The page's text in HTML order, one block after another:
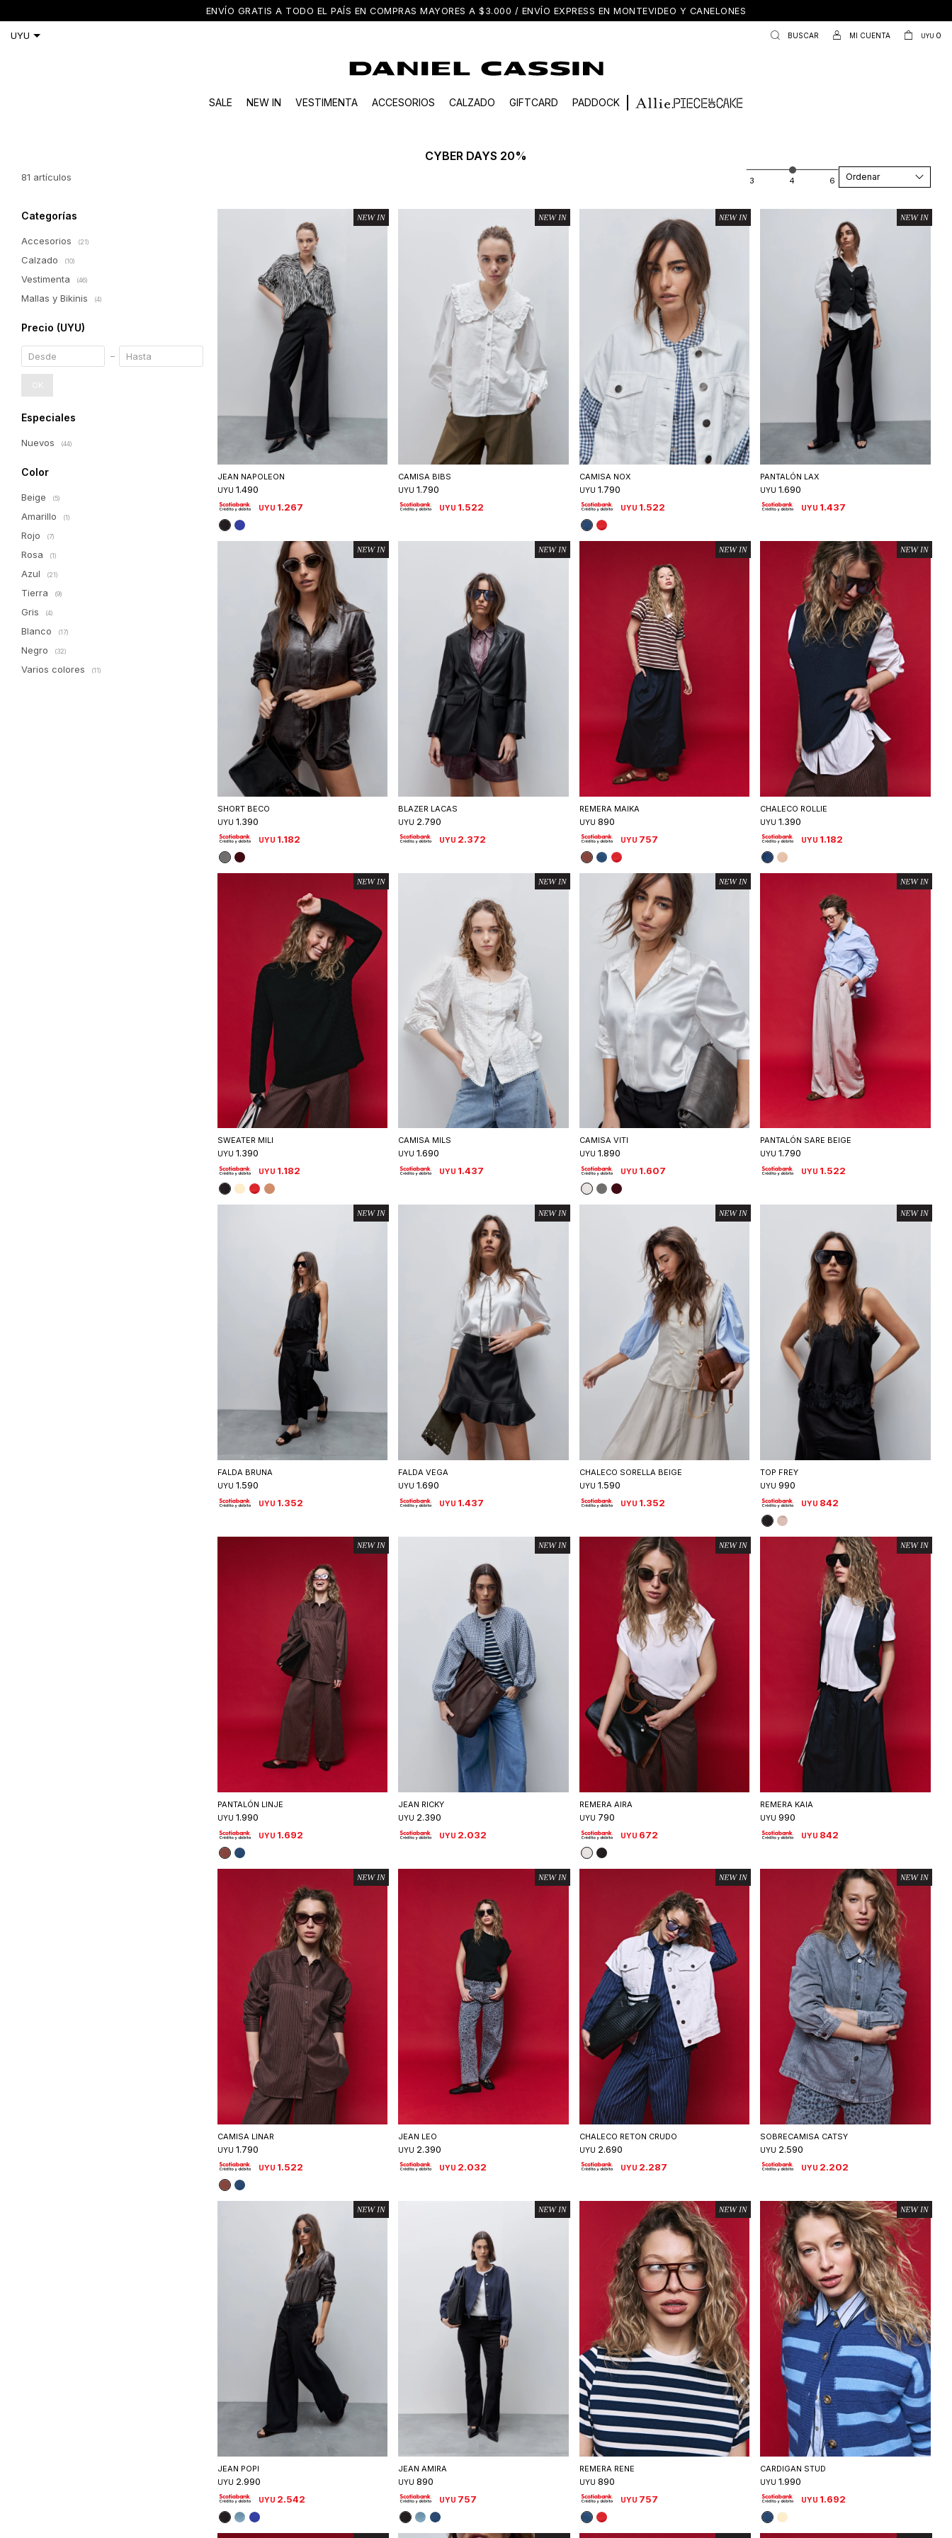
ENVÍO GRATIS A TODO EL PAÍS EN COMPRAS MAYORES A $3.000 / ENVÍO EXPRESS EN MONTEVIDEO Y CANELONES
SALE NEW IN VESTIMENTA ACCESORIOS CALZADO GIFTCARD PADDOCK
UYU 0
CYBER DAYS 20%
81 artículos Recomendados
Seleccionar talle
JEAN NAPOLEON
UYU 1.490
UYU 1.267
Seleccionar talle
CAMISA BIBS
UYU 1.790
UYU 1.522
Seleccionar talle
CAMISA NOX
UYU 1.790
UYU 1.522
Seleccionar talle
PANTALÓN LAX
UYU 1.690
UYU 1.437
Seleccionar talle
SHORT BECO
UYU 1.390
UYU 1.182
Seleccionar talle
BLAZER LACAS
UYU 2.790
UYU 2.372
Seleccionar talle
REMERA MAIKA
UYU 890
UYU 757
Seleccionar talle
CHALECO ROLLIE
UYU 1.390
UYU 1.182
Seleccionar talle
SWEATER MILI
UYU 1.390
UYU 1.182
Seleccionar talle
CAMISA MILS
UYU 1.690
UYU 1.437
Seleccionar talle
CAMISA VITI
UYU 1.890
UYU 1.607
PANTALÓN SARE BEIGE
UYU 1.790
UYU 1.522
Seleccionar talle
FALDA BRUNA
UYU 1.590
UYU 1.352
Seleccionar talle
FALDA VEGA
UYU 1.690
UYU 1.437
Seleccionar talle
CHALECO SORELLA BEIGE
UYU 1.590
UYU 1.352
Seleccionar talle
TOP FREY
UYU 990
UYU 842
PANTALÓN LINJE
UYU 1.990
UYU 1.692
Seleccionar talle
JEAN RICKY
UYU 2.390
UYU 2.032
Seleccionar talle
REMERA AIRA
UYU 790
UYU 672
REMERA KAIA
UYU 990
UYU 842
Seleccionar talle
CAMISA LINAR
UYU 1.790
UYU 1.522
JEAN LEO
UYU 2.390
UYU 2.032
Seleccionar talle
CHALECO RETON CRUDO
UYU 2.690
UYU 2.287
Seleccionar talle
SOBRECAMISA CATSY
UYU 2.590
UYU 2.202
JEAN POPI
UYU 2.990
UYU 2.542
Seleccionar talle
JEAN AMIRA
UYU 890
UYU 757
Seleccionar talle
REMERA RENE
UYU 890
UYU 757
Seleccionar talle
CARDIGAN STUD
UYU 1.990
UYU 1.692
Categorías
Accesorios (21)
Calzado (10)
Vestimenta (46)
Mallas y Bikinis (4)
Precio (UYU)
OK
Especiales
Nuevos (44)
Color
Beige (5)
Amarillo (1)
Rojo (7)
Rosa (1)
Azul (21)
Tierra (9)
Gris (4)
Blanco (17)
Negro (32)
Varios colores (11)